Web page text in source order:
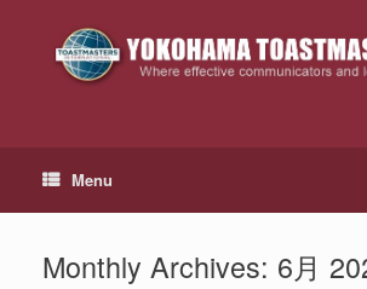
Menu
Monthly Archives: 6月